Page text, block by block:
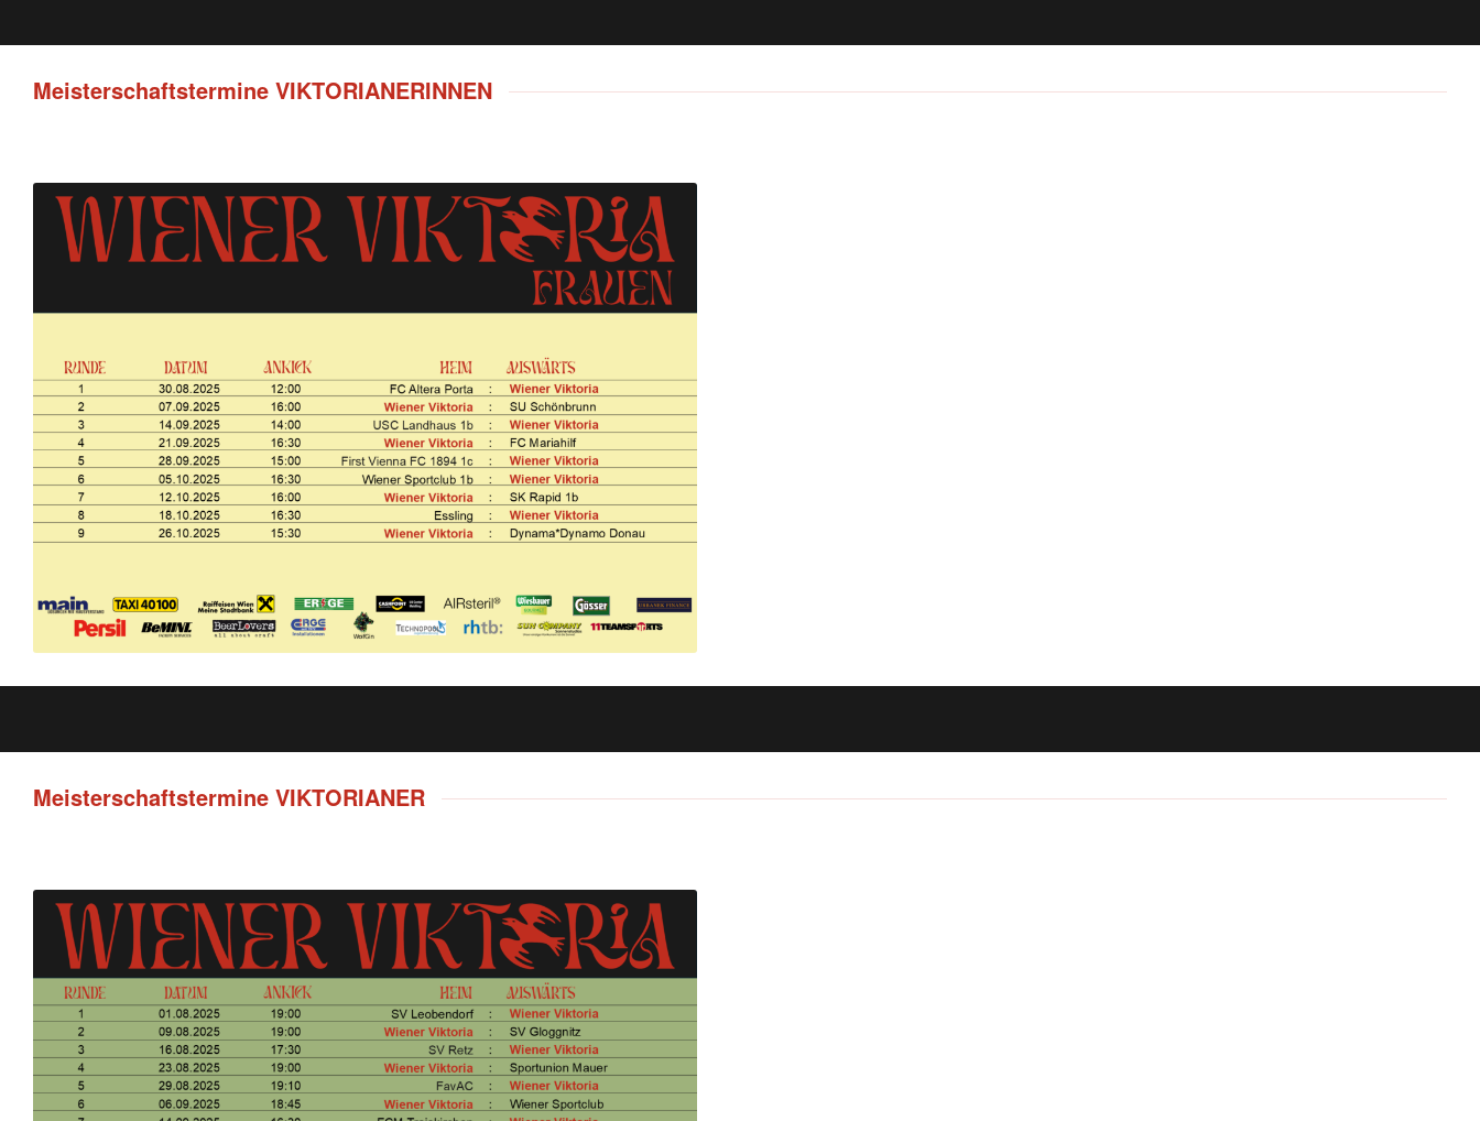
Meisterschaftstermine VIKTORIANERINNEN
Meisterschaftstermine VIKTORIANER